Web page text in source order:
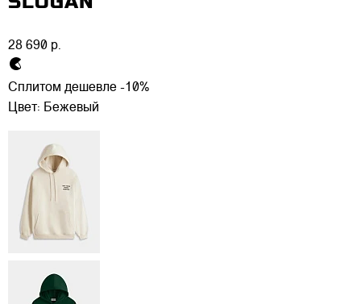
28 690 р.
Сплитом дешевле -10%
Цвет: Бежевый